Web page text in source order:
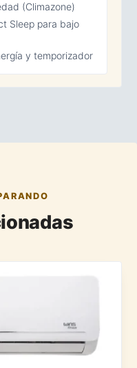
(Climazone)
Sleep para bajo
y temporizador